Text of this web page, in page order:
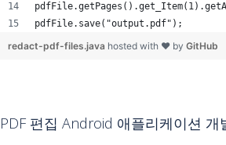
pdfFile.save("output.pdf");
redact-pdf-files.java hosted with ❤ by GitHub
PDF 편집 Android 애플리케이션 개